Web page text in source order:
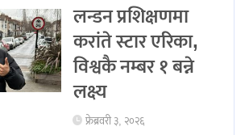
लन्डन प्रशिक्षणमा
करांते स्टार एरिका,
विश्वकै नम्बर १ बन्ने
लक्ष्य
फ्रेब्रवरी ३, २०२६